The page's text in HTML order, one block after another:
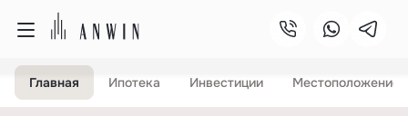
Главная Ипотека Инвестиции Местоположение